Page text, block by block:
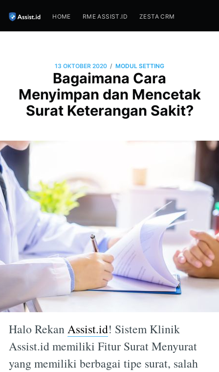
HOME RME ASSIST.ID ZESTA CRM
13 OKTOBER 2020 / MODUL SETTING
Bagaimana Cara
Menyimpan dan Mencetak
Surat Keterangan Sakit?
Halo RekanAssist.id! Sistem Klinik
Assist.id memiliki Fitur Surat Menyurat
yang memiliki berbagai tipe surat, salah